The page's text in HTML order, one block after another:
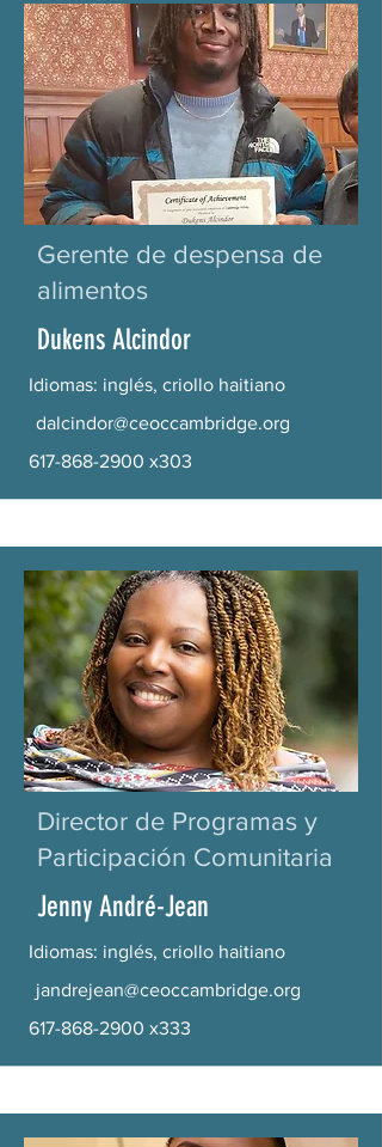
Gerente de despensa de
alimentos
Dukens Alcindor
Idiomas: inglés, criollo haitiano
dalcindor@ceoccambridge.org
617-868-2900 x303
Director de Programas y
Participación Comunitaria
Jenny André-Jean
Idiomas: inglés, criollo haitiano
jandrejean@ceoccambridge.org
617-868-2900 x333